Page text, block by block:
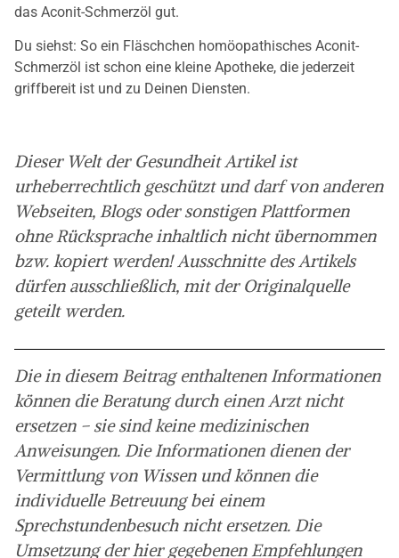
das Aconit-Schmerzöl gut.
Du siehst: So ein Fläschchen homöopathisches Aconit-
Schmerzöl ist schon eine kleine Apotheke, die jederzeit
griffbereit ist und zu Deinen Diensten.
Dieser Welt der Gesundheit Artikel ist
urheberrechtlich geschützt und darf von anderen
Webseiten, Blogs oder sonstigen Plattformen
ohne Rücksprache inhaltlich nicht übernommen
bzw. kopiert werden! Ausschnitte des Artikels
dürfen ausschließlich, mit der Originalquelle
geteilt werden.
Die in diesem Beitrag enthaltenen Informationen
können die Beratung durch einen Arzt nicht
ersetzen – sie sind keine medizinischen
Anweisungen. Die Informationen dienen der
Vermittlung von Wissen und können die
individuelle Betreuung bei einem
Sprechstundenbesuch nicht ersetzen. Die
Umsetzung der hier gegebenen Empfehlungen